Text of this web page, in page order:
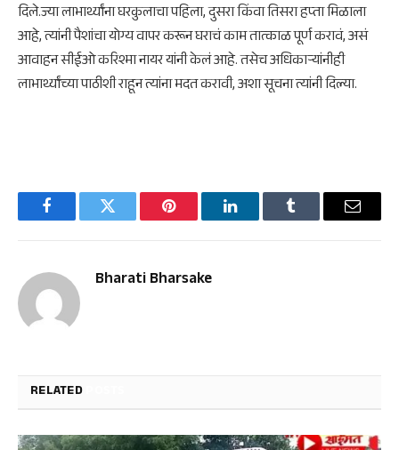
दिले.ज्या लाभार्थ्यांना घरकुलाचा पहिला, दुसरा किंवा तिसरा हप्ता मिळाला
आहे, त्यांनी पैशांचा योग्य वापर करून घराचं काम तात्काळ पूर्ण करावं, असं
आवाहन सीईओ करिश्मा नायर यांनी केलं आहे. तसेच अधिकाऱ्यांनीही
लाभार्थ्यांच्या पाठीशी राहून त्यांना मदत करावी, अशा सूचना त्यांनी दिल्या.
FacebookTwitter Pinterest LinkedInTumblr Email
Bharati Bharsake
RELATED